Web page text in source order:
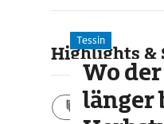
Highlights &
Aktivitäten
Tessin
Wo
länger